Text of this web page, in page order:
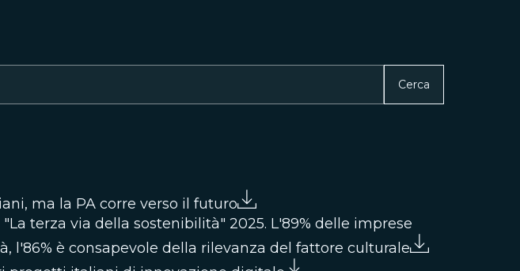
Cerca
ma la PA corre verso il futuro
terza via della sostenibilità" 2025. L'89% delle imprese
l'86% è consapevole della rilevanza del fattore culturale